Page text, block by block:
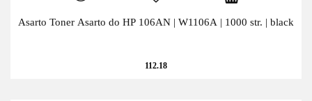
Asarto Toner Asarto do HP 106AN | W1106A | 1000 str. | black
112.18